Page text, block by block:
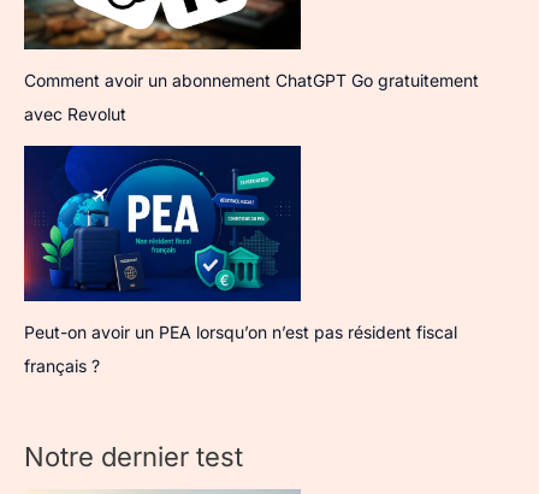
Comment avoir un abonnement ChatGPT Go gratuitement
avec Revolut
Peut-on avoir un PEA lorsqu’on n’est pas résident fiscal
français ?
Notre dernier test